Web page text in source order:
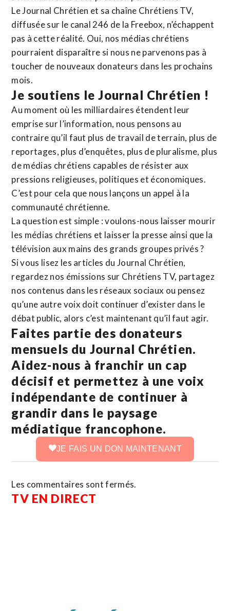
Le Journal Chrétien et sa chaîne Chrétiens TV,
diffusée sur le canal 246 de la Freebox, n’échappent
pas à cette réalité. Oui, nos médias chrétiens
pourraient disparaître si nous ne parvenons pas à
toucher de nouveaux donateurs dans les prochains
mois.
Je soutiens le Journal Chrétien !
Au moment où les milliardaires étendent leur
emprise sur l’information, nous pensons au
contraire qu’il faut plus de travail de terrain, plus de
reportages, plus d’enquêtes, plus de pluralisme, plus
de médias chrétiens capables de résister aux
pressions religieuses, politiques et économiques.
C’est pour cela que nous lançons un appel à la
communauté chrétienne.
La question est simple : voulons-nous laisser mourir
les médias chrétiens et laisser la presse ainsi que la
télévision aux mains des grands groupes privés ?
Si vous lisez les articles du Journal Chrétien,
regardez nos émissions sur Chrétiens TV, partagez
nos contenus dans les réseaux sociaux ou pensez
qu’une autre voix doit continuer d’exister dans le
débat public, alors c’est maintenant qu’il faut agir.
Faites partie des donateurs
mensuels du Journal Chrétien.
Aidez-nous à franchir un cap
décisif et permettez à une voix
indépendante de continuer à
grandir dans le paysage
médiatique francophone.
JE FAIS UN DON MAINTENANT
Les commentaires sont fermés.
TV EN DIRECT